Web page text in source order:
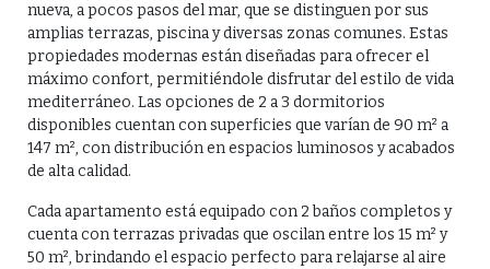
nueva, a pocos pasos del mar, que se distinguen por sus
amplias terrazas, piscina y diversas zonas comunes. Estas
propiedades modernas están diseñadas para ofrecer el
máximo confort, permitiéndole disfrutar del estilo de vida
mediterráneo. Las opciones de 2 a 3 dormitorios
disponibles cuentan con superficies que varían de 90 m² a
147 m², con distribución en espacios luminosos y acabados
de alta calidad.
Cada apartamento está equipado con 2 baños completos y
cuenta con terrazas privadas que oscilan entre los 15 m² y
50 m², brindando el espacio perfecto para relajarse al aire